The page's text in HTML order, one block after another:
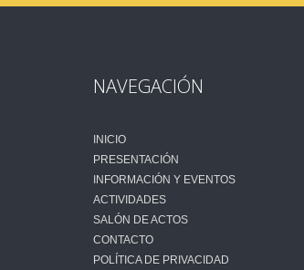
NAVEGACIÓN
INICIO
PRESENTACIÓN
INFORMACIÓN Y EVENTOS
ACTIVIDADES
SALÓN DE ACTOS
CONTACTO
POLÍTICA DE PRIVACIDAD